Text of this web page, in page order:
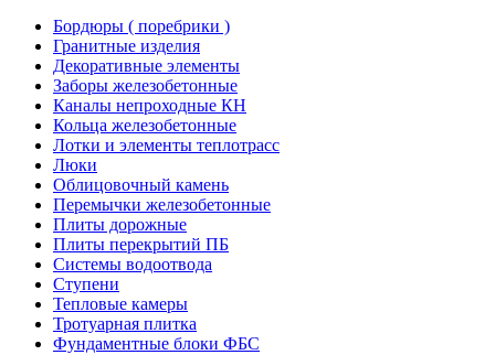
Бордюры ( поребрики )
Гранитные изделия
Декоративные элементы
Заборы железобетонные
Каналы непроходные КН
Кольца железобетонные
Лотки и элементы теплотрасс
Люки
Облицовочный камень
Перемычки железобетонные
Плиты дорожные
Плиты перекрытий ПБ
Системы водоотвода
Ступени
Тепловые камеры
Тротуарная плитка
Фундаментные блоки ФБС